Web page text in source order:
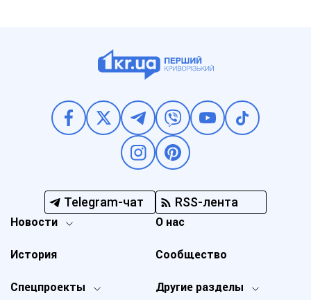
Telegram-чат RSS-лента
Новости
Спецпроекты Другие разделы
История
О нас
Сообщество